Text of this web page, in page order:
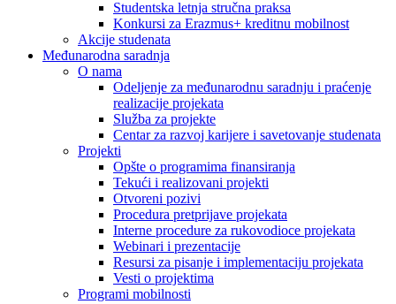
Studentska letnja stručna praksa
Konkursi za Erazmus+ kreditnu mobilnost
Akcije studenata
Međunarodna saradnja
O nama
Odeljenje za međunarodnu saradnju i praćenje
realizacije projekata
Služba za projekte
Centar za razvoj karijere i savetovanje studenata
Projekti
Opšte o programima finansiranja
Tekući i realizovani projekti
Otvoreni pozivi
Procedura pretprijave projekata
Interne procedure za rukovodioce projekata
Webinari i prezentacije
Resursi za pisanje i implementaciju projekata
Vesti o projektima
Programi mobilnosti